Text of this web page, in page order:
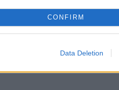
CONFIRM
Data Deletion